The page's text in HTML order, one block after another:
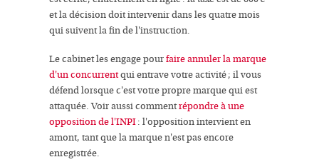
et la décision doit intervenir dans les quatre mois
qui suivent la fin de l'instruction.
Le cabinet les engage pourfaire annuler la marque
d'un concurrentqui entrave votre activité ; il vous
défend lorsque c'est votre propre marque qui est
attaquée. Voir aussi commentrépondre à une
opposition de l'INPI: l'opposition intervient en
amont, tant que la marque n'est pas encore
enregistrée.